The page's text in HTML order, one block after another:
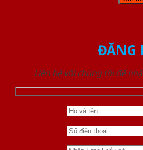
ĐĂNG
Liên hệ với chúng tôi để